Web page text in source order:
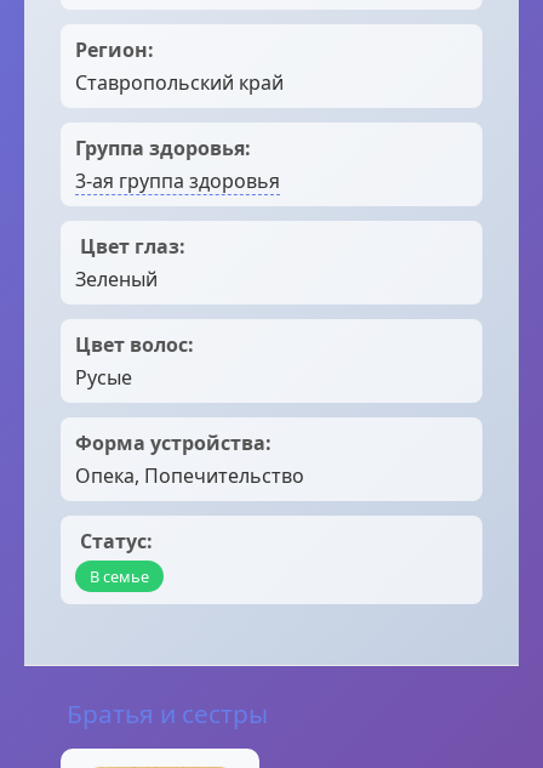
Регион:
Ставропольский край
Группа здоровья:
3-ая группа здоровья
️ Цвет глаз:
Зеленый
Цвет волос:
Русые
Форма устройства:
Опека, Попечительство
‍‍ Статус:
В семье
‍‍‍ Братья и сестры